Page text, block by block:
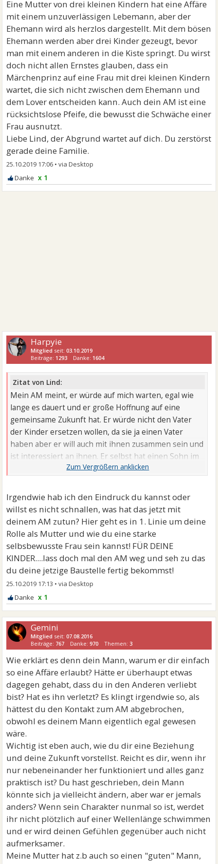
Eine Mutter von drei kleinen Kindern hat eine Affäre
mit einem unzuverlässigen Lebemann, aber der
Ehemann wird als herzlos dargestellt. Mit dem bösen
Ehemann werden aber drei Kinder gezeugt, bevor
man mit einem anderen in die Kiste springt. Du wirst
doch nicht allen Ernstes glauben, dass ein
Märchenprinz auf eine Frau mit drei kleinen Kindern
wartet, die sich nicht zwischen dem Ehemann und
dem Lover entscheiden kann. Auch dein AM ist eine
rücksichtslose Pfeife, die bewusst die Schwäche einer
Frau ausnutzt.
Liebe Lind, der Abgrund wartet auf dich. Du zerstörst
gerade deine Familie.
25.10.2019 17:06 •
x 1
Harpyie
Mitglied seit:03.10.2019
Beiträge: 1293 Danke: 1604
Zitat von Lind:
Mein AM meint, er würde auf mich warten, egal wie
lange es dauert und er große Hoffnung auf eine
gemeinsame Zukunft hat. Er würde nicht den Vater
der Kinder ersetzen wollen, da sie ja einen Vater
haben aber er will auch mit ihnen zusammen sein und
ist interessiert an ihnen. Er selbst hat einen Sohn im
gleichen Alter. Klar, es bleibt die Ungewissheit wie das
so abgesichert und eher ein Lebemann. Aber was
seine Verbindlichkeit des Herzens betrifft, bin ich mir
gsbz sicher. Er selbst hatte 3 Jahre lang vorher
keinerlei Beziehung, da er selbst unter seiner
Trennung litt, die von ihr ausging ...
Irgendwie hab ich den Eindruck du kannst oder
willst es nicht schnallen, was hat das jetzt mit
deinem AM zutun? Hier geht es in 1. Linie um deine
Rolle als Mutter und wie du eine starke
selbsbewusste Frau sein kannst! FÜR DEINE
KINDER....lass doch mal den AM weg und seh zu das
du deine jetzige Baustelle fertig bekommst!
25.10.2019 17:13 •
x 1
Gemini
Mitglied seit:07.08.2016
Beiträge: 767 Danke:970 Themen: 3
Wie erklärt es denn dein Mann, warum er dir einfach
so eine Affäre erlaubt? Hätte er überhaupt etwas
dagegen gehabt, dass du in den Anderen verliebt
bist? Hat es ihn verletzt? Es klingt irgendwie so, als
hättest du den Kontakt zum AM abgebrochen,
obwohl es deinem Mann eigentlich egal gewesen
wäre.
Wichtig ist eben auch, wie du dir eine Beziehung
und deine Zukunft vorstellst. Reicht es dir, wenn ihr
nur nebeneinander her funktioniert und alles ganz
praktisch ist? Du hast geschrieben, dein Mann
könnte sich ja vielleicht ändern, aber war er jemals
anders? Wenn sein Charakter nunmal so ist, werdet
ihr nicht plötzlich auf einer Wellenlänge schwimmen
und er wird deinen Gefühlen gegenüber auch nicht
aufmerksamer.
Meine Mutter hat z.b auch so einen "guten" Mann,